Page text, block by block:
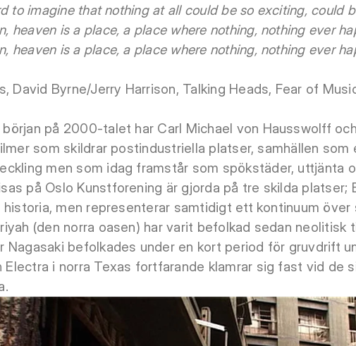
to imagine that nothing at all could be so exciting, could
heaven is a place, a place where nothing, nothing ever
heaven is a place, a place where nothing, nothing ever
David Byrne/Jerry Harrison, Talking Heads, Fear of
början på 2000-talet har Carl Michael von Hausswolff
som skildrar postindustriella platser, samhällen
men som idag framstår som spökstäder, uttjänta
på Oslo Kunstforening är gjorda på tre skilda platser;
historia, men representerar samtidigt ett kontinuum över
(den norra oasen) har varit befolkad sedan neolitisk
Nagasaki befolkades under en kort period för gruvdrift
Electra i norra Texas fortfarande klamrar sig fast vid de